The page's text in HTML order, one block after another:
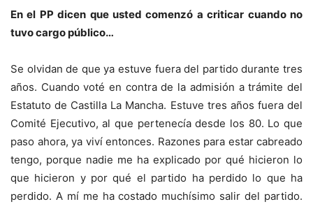
En el PP dicen que usted comenzó a criticar cuando no
tuvo cargo público…
Se olvidan de que ya estuve fuera del partido durante tres
años. Cuando voté en contra de la admisión a trámite del
Estatuto de Castilla La Mancha. Estuve tres años fuera del
Comité Ejecutivo, al que pertenecía desde los 80. Lo que
paso ahora, ya viví entonces. Razones para estar cabreado
tengo, porque nadie me ha explicado por qué hicieron lo
que hicieron y por qué el partido ha perdido lo que ha
perdido. A mí me ha costado muchísimo salir del partido.